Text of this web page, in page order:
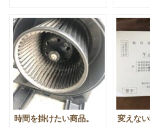
時間を掛けたい商品。 変えない